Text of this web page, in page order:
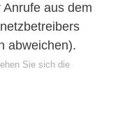
aus dem
abweichen).
Sie sich die